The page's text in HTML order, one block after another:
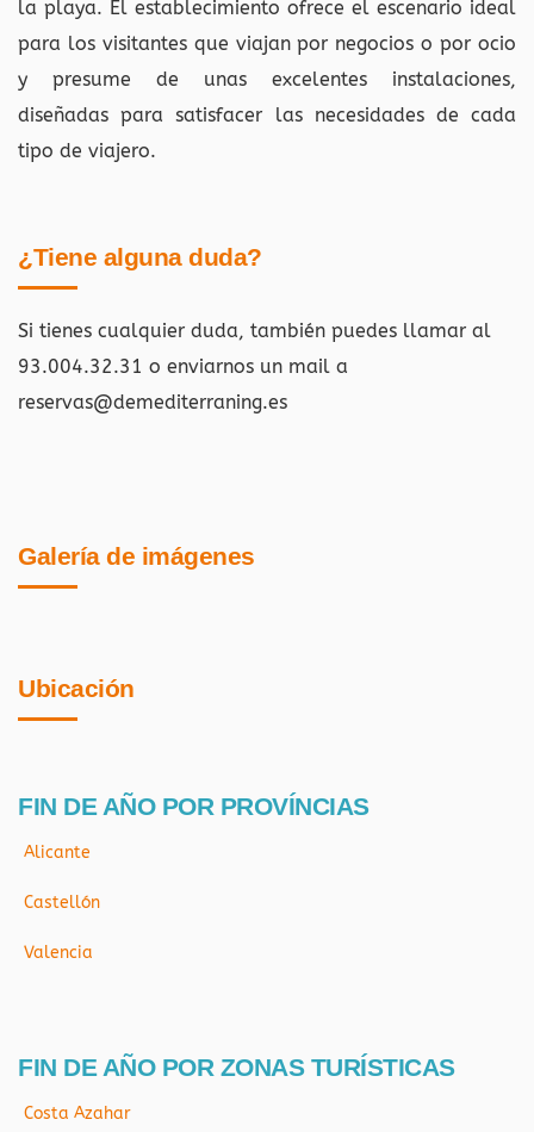
la playa. El establecimiento ofrece el escenario ideal
para los visitantes que viajan por negocios o por ocio
y presume de unas excelentes instalaciones,
diseñadas para satisfacer las necesidades de cada
tipo de viajero.
¿Tiene alguna duda?
Si tienes cualquier duda, también puedes llamar al
93.004.32.31 o enviarnos un mail a
reservas@demediterraning.es
Galería de imágenes
Ubicación
FIN DE AÑO POR PROVÍNCIAS
Alicante
Castellón
Valencia
FIN DE AÑO POR ZONAS TURÍSTICAS
Costa Azahar